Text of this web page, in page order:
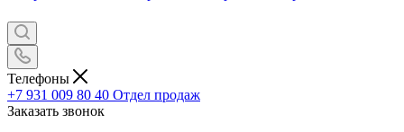
Телефоны
+7 931 009 80 40 Отдел продаж
Заказать звонок